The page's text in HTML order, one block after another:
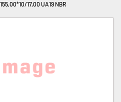
17,00 UA19 NBR